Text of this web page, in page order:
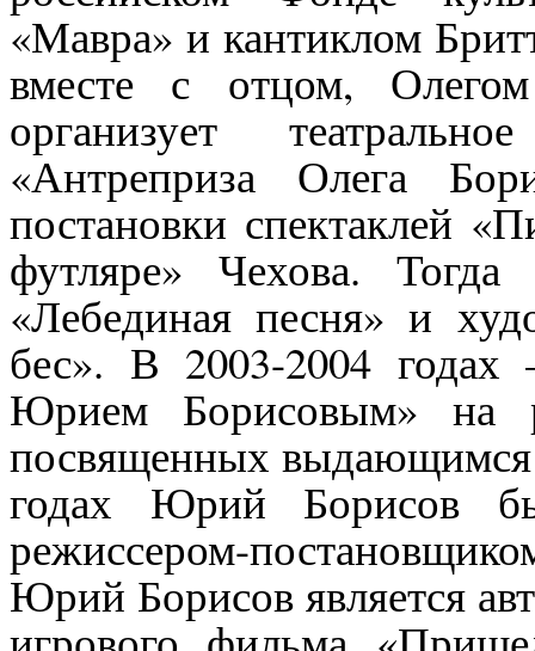
«Мавра» и кантиклом
вместе с отцом,
организует
«Антреприза Олега
постановки спектаклей
футляре» Чехова.
«Лебединая песня» и
бес». В 2003-2004 годах
Юрием Борисовым» на
посвященных выдающимся
годах Юрий Борисов
режиссером-
Юрий Борисов является